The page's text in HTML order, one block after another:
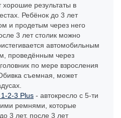
хорошие результаты в
Ребёнок до 3 лет
и продетым через него
3 лет столик можно
автомобильным
проведённым через
по мере взросления
съемная, может
2-3 Plus - автокресло с 5-ти
ремнями, которые
3 лет, после 3 лет